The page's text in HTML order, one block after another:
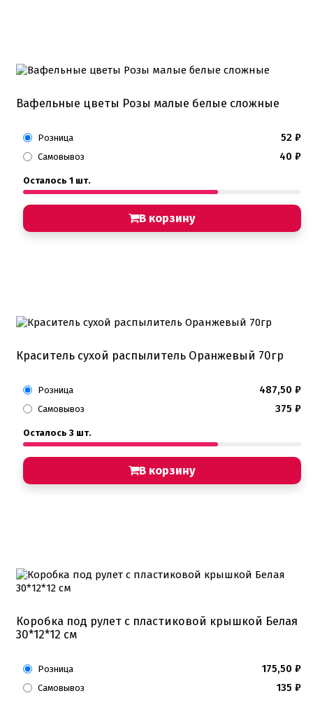
Вафельные цветы Розы малые белые сложные
Розница 52 ₽
Самовывоз 40 ₽
Осталось 1 шт.
В корзину
Краситель сухой распылитель Оранжевый 70гр
Розница 487,50 ₽
Самовывоз 375 ₽
Осталось 3 шт.
В корзину
Коробка под рулет с пластиковой крышкой Белая
30*12*12 см
Розница 175,50 ₽
Самовывоз 135 ₽